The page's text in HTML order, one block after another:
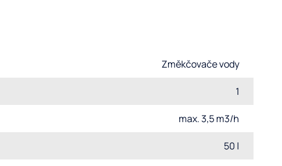
Změkčovače vody
1
max. 3,5 m3/h
50 l